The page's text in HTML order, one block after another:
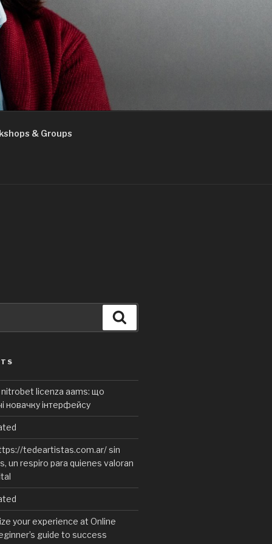
& Groups
nitrobet licenza aams: що
новачку інтерфейсу
tedeartistas.com.ar/ sin
un respiro para quienes valoran
your experience at Online
guide to success